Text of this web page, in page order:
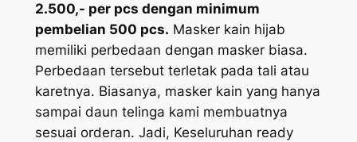
2.500,- per pcs dengan minimum
pembelian 500 pcs. Masker kain hijab
memiliki perbedaan dengan masker biasa.
Perbedaan tersebut terletak pada tali atau
karetnya. Biasanya, masker kain yang hanya
sampai daun telinga kami membuatnya
sesuai orderan. Jadi, Keseluruhan ready